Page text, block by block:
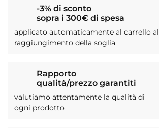
-3% di sconto
sopra i 300€ di spesa
applicato automaticamente al carrello al
raggiungimento della soglia
Rapporto
qualità/prezzo garantiti
valutiamo attentamente la qualità di
ogni prodotto